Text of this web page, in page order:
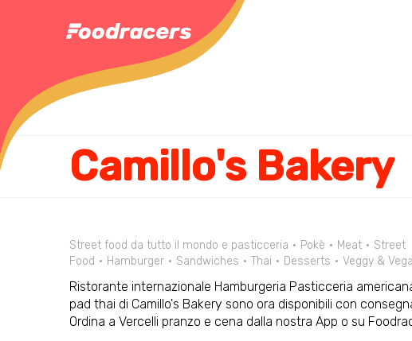
Camillo's Bakery
Street food da tutto il mondo e pasticceria Pokè Meat
Street
Food
Hamburger Sandwiches Thai Desserts Veggy &
Ristorante internazionale Hamburgeria Pasticceria
pad thai di Camillo's Bakery sono ora disponibili con
Ordina a Vercelli pranzo e cena dalla nostra App o su